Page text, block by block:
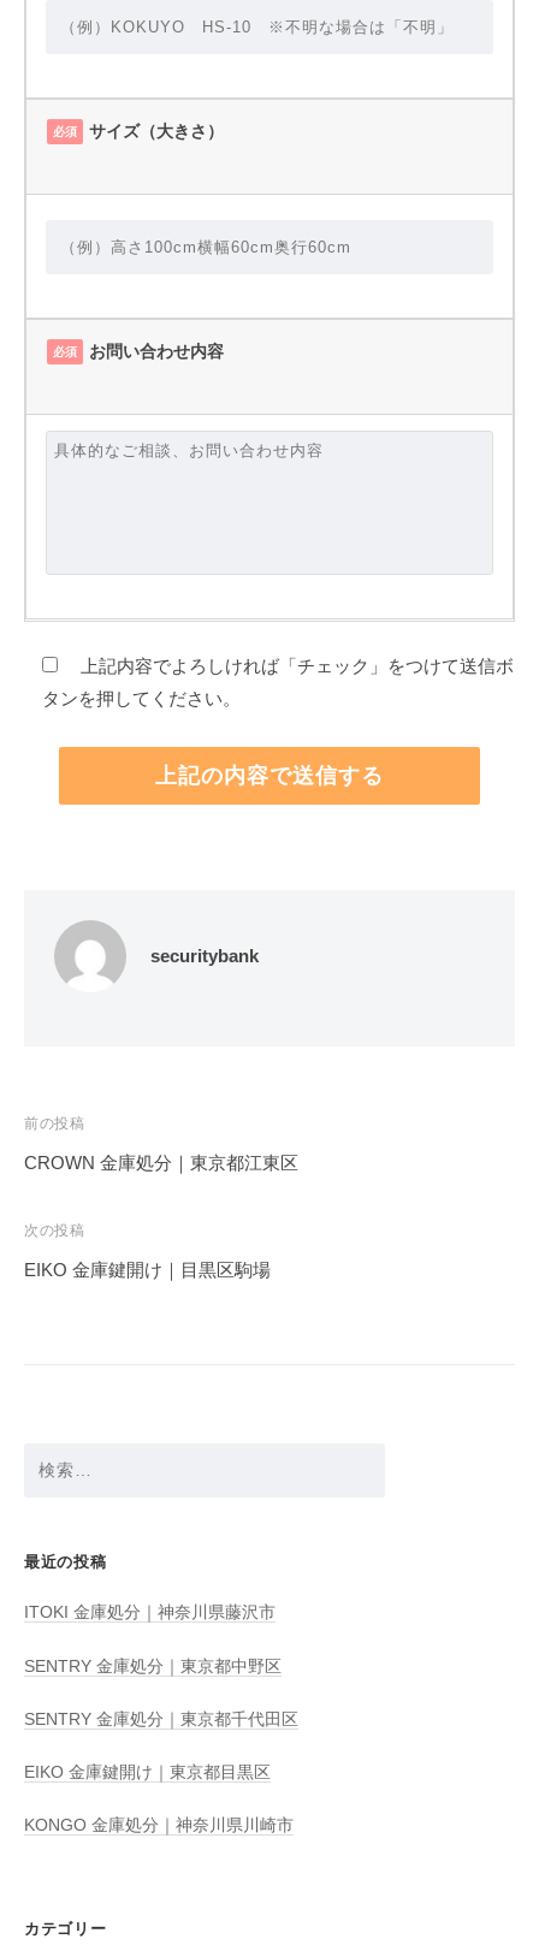
必須 サイズ（大きさ）
必須 お問い合わせ内容
上記内容でよろしければ「チェック」をつけて送信ボ
タンを押してください。
securitybank
投
稿
ビ
ゲ
前の投稿
CROWN 金庫処分｜東京都江東区
次の投稿
EIKO 金庫鍵開け｜目黒区駒場
最近の投稿
ITOKI 金庫処分｜神奈川県藤沢市
SENTRY 金庫処分｜東京都中野区
SENTRY 金庫処分｜東京都千代田区
EIKO 金庫鍵開け｜東京都目黒区
KONGO 金庫処分｜神奈川県川崎市
カテゴリー